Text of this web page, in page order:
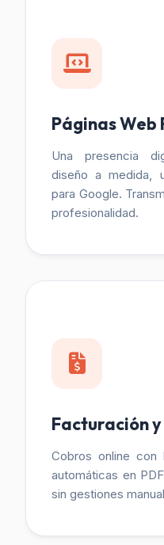
Páginas Web
Una presencia
diseño a medida,
para Google.
profesionalidad.
Facturación
Cobros online con
automáticas en
sin gestiones